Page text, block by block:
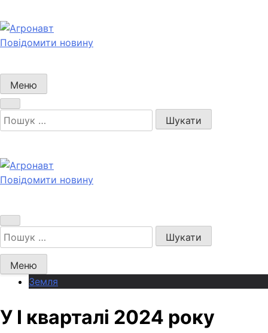
до
вмісту
Новини українського агробізнесу
Повідомити новину
Меню
Пошук:
Агронавт
Новини українського агробізнесу
Повідомити новину
Пошук:
Меню
Земля
У І кварталі 2024 року